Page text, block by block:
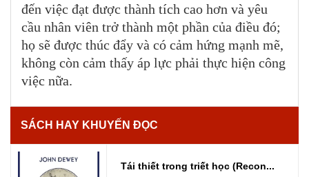
đến việc đạt được thành tích cao hơn và yêu
cầu nhân viên trở thành một phần của điều đó;
họ sẽ được thúc đẩy và có cảm hứng mạnh mẽ,
không còn cảm thấy áp lực phải thực hiện công
việc nữa.
SÁCH HAY KHUYẾN ĐỌC
Tái thiết trong triết học (Recon...